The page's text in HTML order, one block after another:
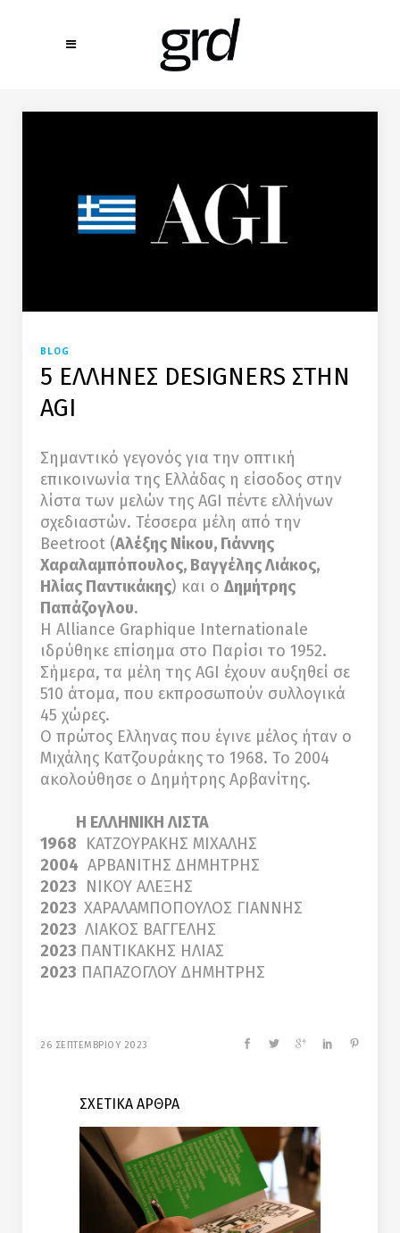
BLOG
5 ΕΛΛΗΝΕΣ DESIGNERS ΣΤΗΝ
AGI
Σημαντικό γεγονός για την οπτική
επικοινωνία της Ελλάδας η είσοδος στην
λίστα των μελών της AGI πέντε ελλήνων
σχεδιαστών. Τέσσερα μέλη από την
Βeetroot (Aλέξης Νίκου, Γιάννης
Χαραλαμπόπουλος, Βαγγέλης Λιάκος,
Ηλίας Παντικάκης) και ο Δημήτρης
Παπάζογλου.
Η Alliance Graphique Internationale
ιδρύθηκε επίσημα στο Παρίσι το 1952.
Σήμερα, τα μέλη της AGI έχουν αυξηθεί σε
510 άτομα, που εκπροσωπούν συλλογικά
45 χώρες.
Ο πρώτος Ελληνας που έγινε μέλος ήταν ο
Μιχάλης Κατζουράκης το 1968. Το 2004
ακολούθησε ο Δημήτρης Αρβανίτης.
H ΕΛΛΗΝΙΚΗ ΛΙΣΤΑ
1968 ΚΑΤΖΟΥΡΑΚΗΣ ΜΙΧΑΛΗΣ
2004 ΑΡΒΑΝΙΤΗΣ ΔΗΜΗΤΡΗΣ
2023 ΝΙΚΟΥ ΑΛΕΞΗΣ
2023 ΧΑΡΑΛΑΜΠΟΠΟΥΛΟΣ ΓΙΑΝΝΗΣ
2023 ΛΙΑΚΟΣ ΒΑΓΓΕΛΗΣ
2023 ΠΑΝΤΙΚΑΚΗΣ ΗΛΙΑΣ
2023 ΠΑΠΑΖΟΓΛΟΥ ΔΗΜΗΤΡΗΣ
26 ΣΕΠΤΕΜΒΡΙΟΥ 2023
ΣΧΕΤΙΚΑ ΑΡΘΡΑ